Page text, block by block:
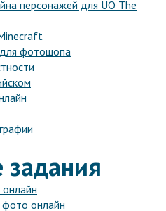
персонажей для UO The
фотошопа
фото онлайн